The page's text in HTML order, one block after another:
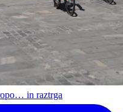
in raztrga